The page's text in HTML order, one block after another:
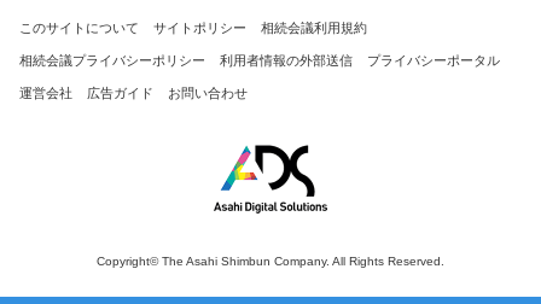
このサイトについて サイトポリシー 相続会議利用規約
相続会議プライバシーポリシー 利用者情報の外部送信 プライバシーポータル
運営会社 広告ガイド お問い合わせ
Copyright© The Asahi Shimbun Company. All Rights Reserved.